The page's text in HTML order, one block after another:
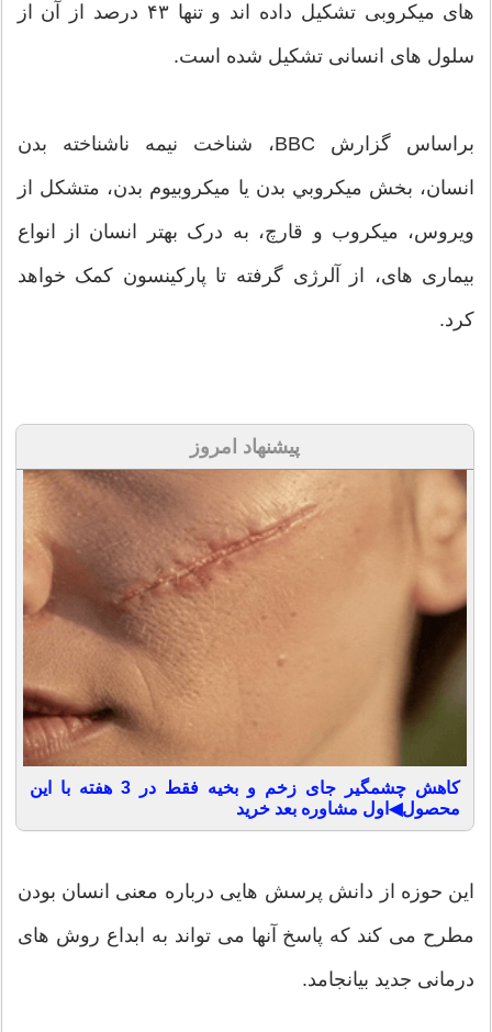
های میکروبی تشکیل داده اند و تنها ۴۳ درصد از آن از
سلول های انسانی تشکیل شده است.
براساس گزارش BBC، شناخت نيمه ناشناخته بدن
انسان، بخش ميكروبي بدن يا ميكروبيوم بدن، متشكل از
ویروس، میکروب و قارچ، به درک بهتر انسان از انواع
بیماری های، از آلرژی گرفته تا پارکینسون کمک خواهد
كرد.
پیشنهاد امروز
کاهش چشمگیر جای زخم و بخیه فقط در 3 هفته با این
محصول◀اول مشاوره بعد خرید
اين حوزه از دانش پرسش هايی درباره معنی انسان بودن
مطرح می كند كه پاسخ آنها می تواند به ابداع روش های
درمانی جديد بيانجامد.